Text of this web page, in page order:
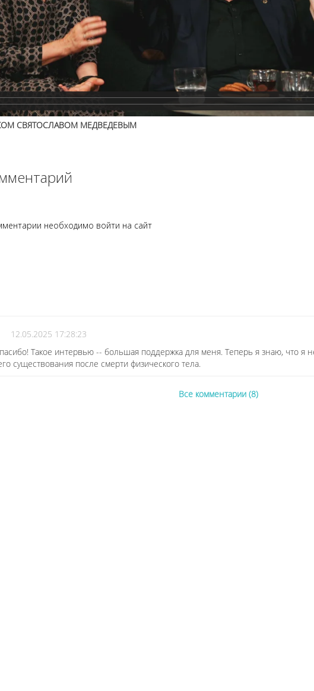
СВЯТОСЛАВОМ МЕДВЕДЕВЫМ
необходимо войти на сайт
12.05.2025 17:28:23
Такое интервью -- большая поддержка для меня. Теперь я знаю, что я
существования после смерти физического тела.
Все комментарии (8)